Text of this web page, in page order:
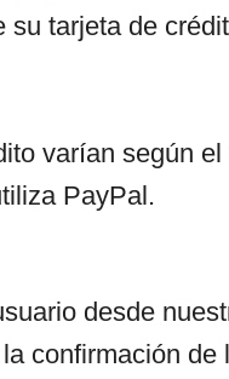
tarjeta de
varían según
PayPal.
desde
confirmación